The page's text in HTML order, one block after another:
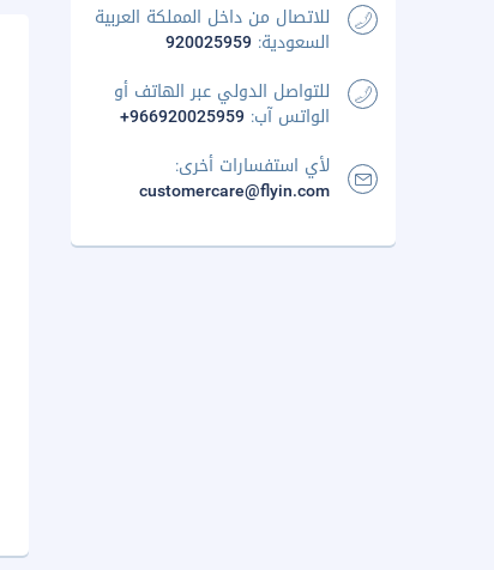
للاتصال من داخل المملكة العربية
السعودية: 920025959
للتواصل الدولي عبر الهاتف أو
الواتس آب: +966920025959
لأي استفسارات أخرى:
customercare@flyin.com